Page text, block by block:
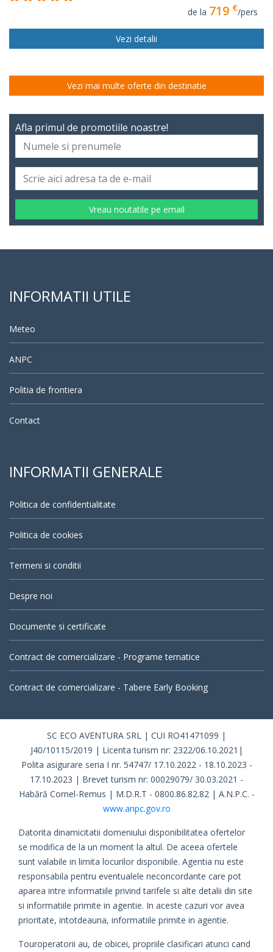
de la 719 €/pers
Vezi detalii
Vezi mai multe oferte din destinatie
Afla primul de promotiile noastre!
Vreau noutatile pe email
INFORMATII UTILE
Meteo
ANPC
Politia de frontiera
Contact
INFORMATII GENERALE
Politica de confidentialitate
Politica de cookies
Termeni si conditii
Despre noi
Documente si certificate
Contract de comercializare - Programe tematice
Contract de comercializare - Tabere Early Booking
SC ECO AVENTURA SRL | CUI RO41471099 |
J40/10115/2019 | Licenta turism nr: 2322/06.10.2021|
Polita asigurare seria I nr. 54747/ 17.10.2022 - 18.10.2023 -
17.10.2023 | Brevet turism nr: 00029079/ 30.03.2021 -
Habără Cornel-Remus | M.D.R.T - 0800.86.82.82 | A.N.P.C. -
www.anpc.gov.ro
Datorita dinamicitatii domeniului disponibilitatea ofertelor
se modifica de la un moment la altul. De aceea ofertele
sunt valabile in limita locurilor disponibile. Agentia nu este
responsabila pentru eventualele neconcordante care pot
aparea intre informatiile privind tarifele si alte detalii din site
si informatiile primite in agentie. In aceste cazuri vor avea
prioritate, intotdeauna, informatiile primite in agentie.
Touroperatorii au, de obicei, propriile clasificari atunci cand